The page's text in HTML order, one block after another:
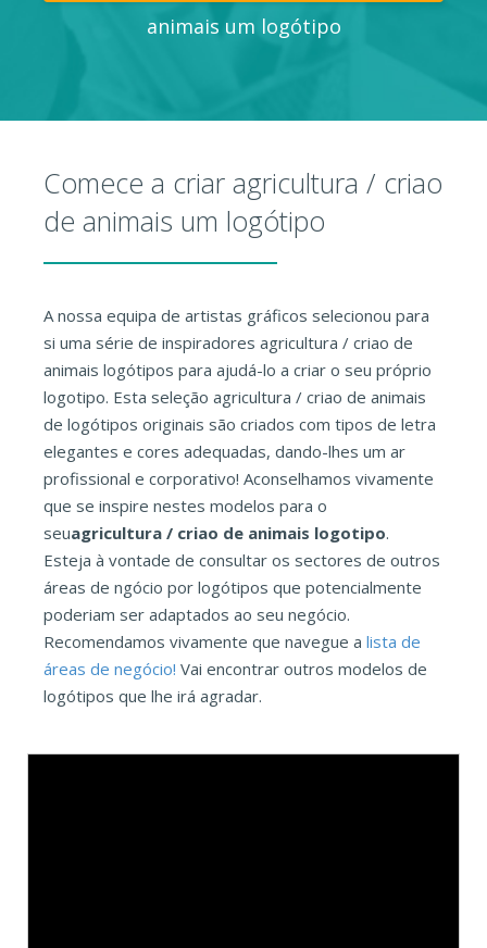
animais um logótipo
Comece a criar agricultura / criao
de animais um logótipo
A nossa equipa de artistas gráficos selecionou para
si uma série de inspiradores agricultura / criao de
animais logótipos para ajudá-lo a criar o seu próprio
logotipo. Esta seleção agricultura / criao de animais
de logótipos originais são criados com tipos de letra
elegantes e cores adequadas, dando-lhes um ar
profissional e corporativo! Aconselhamos vivamente
que se inspire nestes modelos para o
seuagricultura / criao de animais logotipo.
Esteja à vontade de consultar os sectores de outros
áreas de ngócio por logótipos que potencialmente
poderiam ser adaptados ao seu negócio.
Recomendamos vivamente que navegue a lista de
áreas de negócio! Vai encontrar outros modelos de
logótipos que lhe irá agradar.